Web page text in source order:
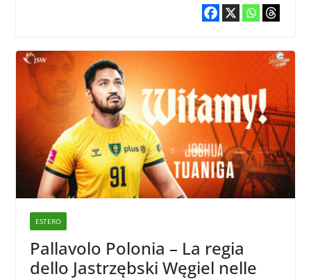
ESTERO
Pallavolo Polonia – La regia
dello Jastrzębski Węgiel nelle